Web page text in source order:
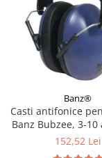
Banz®
Casti antifonice
Banz Bubzee, 3-10
152,52 Lei